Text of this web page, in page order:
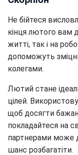
Не бійтеся
кінця лютого вам
житті, так і на
допоможуть
колегами.
Лютий стане
цілей.
щоб досягти
покладайтеся на
партнерами може
шанс розбагатіти.